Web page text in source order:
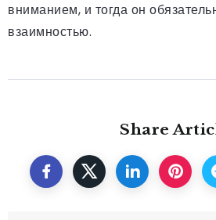
вниманием, и тогда он
взаимностью.
Share